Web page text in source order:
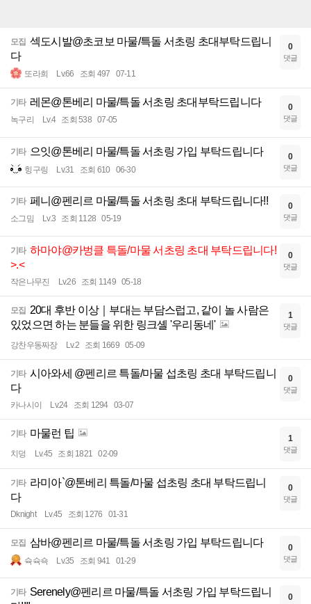
모집 섹도시발@초코보 마물/특돌 서초링 초대부탁드립니
다
또라희 Lv.66 조회 497 07-11
0
댓글
기타 레몬@톤베리 마물/특돌 서초링 초대부탁드립니다
녹구리 Lv.4 조회 538 07-05
0
댓글
기타 으잇@톤베리 마물/특돌 서초링 가입 부탁드립니다
힝구링 Lv.31 조회 610 06-30
0
댓글
기타 페니@펜리르 마물/특돌 서초링 초대 부탁드립니다!!
소그밈 Lv.3 조회 1128 05-19
0
댓글
기타 하마야@카벙클 특돌/마물 서초링 초대 부탁드립니다!
>.<
작은나무진 Lv.26 조회 1149 05-18
0
댓글
모집 20대 후반 이상｜부대는 부담스럽고, 같이 놀 사람은
있었으면 하는 분들을 위한 링크셸 '우리동네'
강찬우동짜장 Lv.2 조회 1669 05-09
1
댓글
기타 시아와세 @펜리르 특돌/마물 섭초링 초대 부탁드립니
다
카나시이 Lv.24 조회 1294 03-07
0
댓글
기타 마물런 팁
치덩 Lv.45 조회 1821 02-09
1
댓글
기타 라미아`@톤베리 특돌/마물 섭초링 초대 부탁드립니
다
Dknight Lv.45 조회 1276 01-31
0
댓글
모집 삼바@펜리르 마물/특돌 서초링 가입 부탁드립니다
슉슉쇽 Lv.35 조회 941 01-29
0
댓글
기타 Serenely@펜리르 마물/특돌 서초링 가입 부탁드립니
0